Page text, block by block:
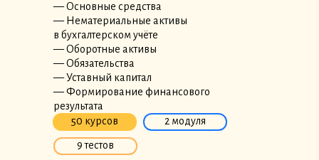
— Основные средства
— Нематериальные активы
в бухгалтерском учёте
— Оборотные активы
— Обязательства
— Уставный капитал
— Формирование финансового
результата
50 курсов
2 модуля
9 тестов